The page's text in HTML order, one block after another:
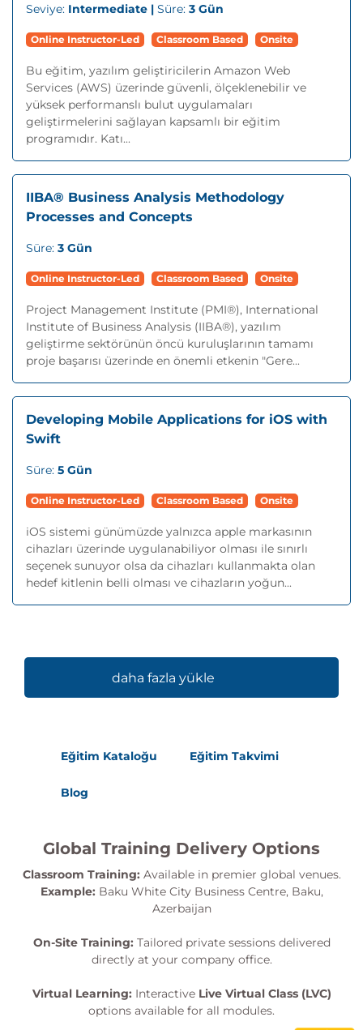
Seviye: Intermediate | Süre: 3 Gün
Online Instructor-Led Classroom Based Onsite
Bu eğitim, yazılım geliştiricilerin Amazon Web
Services (AWS) üzerinde güvenli, ölçeklenebilir ve
yüksek performanslı bulut uygulamaları
geliştirmelerini sağlayan kapsamlı bir eğitim
programıdır. Katı...
IIBA® Business Analysis Methodology
Processes and Concepts
Süre: 3 Gün
Online Instructor-Led Classroom Based Onsite
Project Management Institute (PMI®), International
Institute of Business Analysis (IIBA®), yazılım
geliştirme sektörünün öncü kuruluşlarının tamamı
proje başarısı üzerinde en önemli etkenin "Gere...
Developing Mobile Applications for iOS with
Swift
Süre: 5 Gün
Online Instructor-Led Classroom Based Onsite
iOS sistemi günümüzde yalnızca apple markasının
cihazları üzerinde uygulanabiliyor olması ile sınırlı
seçenek sunuyor olsa da cihazları kullanmakta olan
hedef kitlenin belli olması ve cihazların yoğun...
daha fazla yükle
Eğitim Kataloğu Eğitim Takvimi
Blog
Global Training Delivery Options
Classroom Training: Available in premier global venues.
Example: Baku White City Business Centre, Baku,
Azerbaijan
On-Site Training: Tailored private sessions delivered
directly at your company office.
Virtual Learning: Interactive Live Virtual Class (LVC)
options available for all modules.